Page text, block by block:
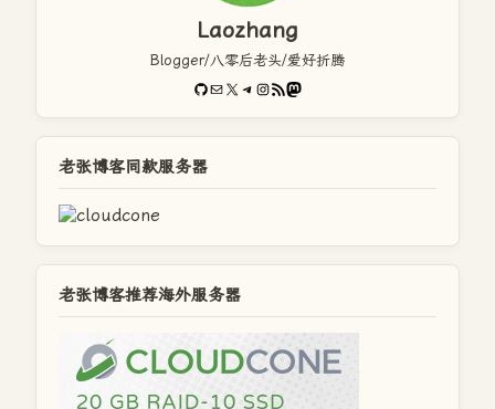
Laozhang
Blogger/八零后老头/爱好折腾
GitHub
电子邮件X Telegram
Instagram
RSS FeedMastodon
老张博客同款服务器
老张博客推荐海外服务器